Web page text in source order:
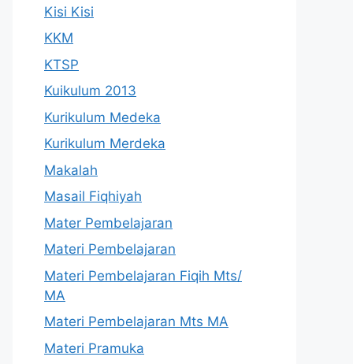
Kisi Kisi
KKM
KTSP
Kuikulum 2013
Kurikulum Medeka
Kurikulum Merdeka
Makalah
Masail Fiqhiyah
Mater Pembelajaran
Materi Pembelajaran
Materi Pembelajaran Fiqih Mts/
MA
Materi Pembelajaran Mts MA
Materi Pramuka